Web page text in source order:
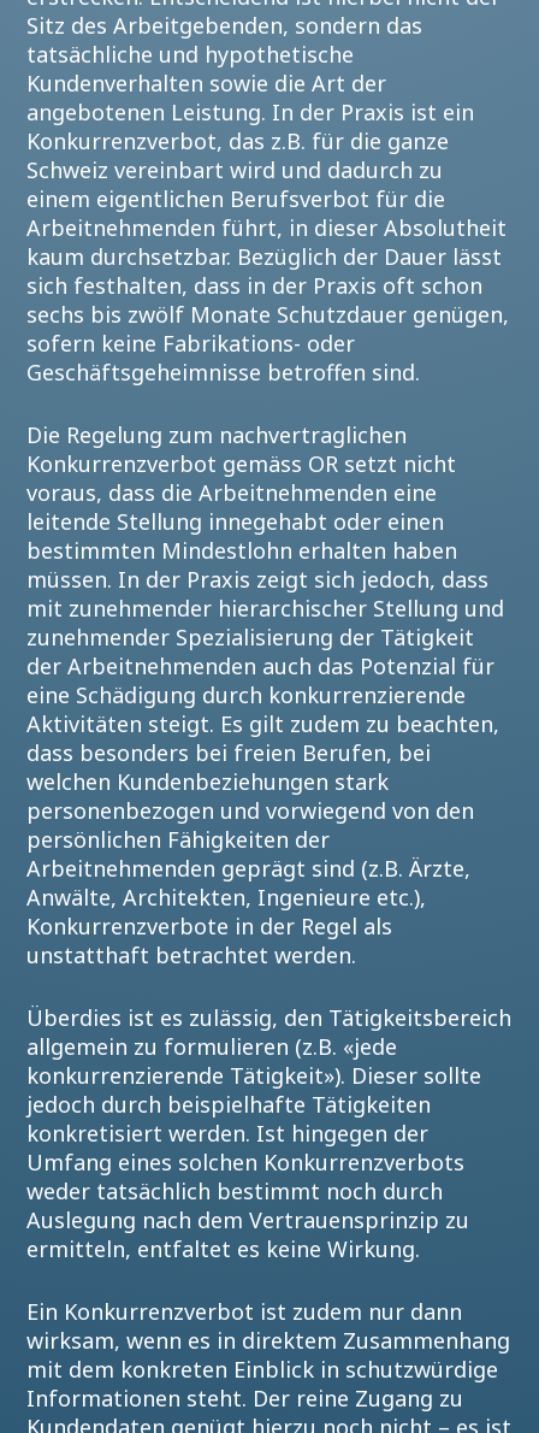
Sitz des Arbeitgebenden, sondern das
tatsächliche und hypothetische
Kundenverhalten sowie die Art der
angebotenen Leistung. In der Praxis ist ein
Konkurrenzverbot, das z.B. für die ganze
Schweiz vereinbart wird und dadurch zu
einem eigentlichen Berufsverbot für die
Arbeitnehmenden führt, in dieser Absolutheit
kaum durchsetzbar. Bezüglich der Dauer lässt
sich festhalten, dass in der Praxis oft schon
sechs bis zwölf Monate Schutzdauer genügen,
sofern keine Fabrikations- oder
Geschäftsgeheimnisse betroffen sind.
Die Regelung zum nachvertraglichen
Konkurrenzverbot gemäss OR setzt nicht
voraus, dass die Arbeitnehmenden eine
leitende Stellung innegehabt oder einen
bestimmten Mindestlohn erhalten haben
müssen. In der Praxis zeigt sich jedoch, dass
mit zunehmender hierarchischer Stellung und
zunehmender Spezialisierung der Tätigkeit
der Arbeitnehmenden auch das Potenzial für
eine Schädigung durch konkurrenzierende
Aktivitäten steigt. Es gilt zudem zu beachten,
dass besonders bei freien Berufen, bei
welchen Kundenbeziehungen stark
personenbezogen und vorwiegend von den
persönlichen Fähigkeiten der
Arbeitnehmenden geprägt sind (z.B. Ärzte,
Anwälte, Architekten, Ingenieure etc.),
Konkurrenzverbote in der Regel als
unstatthaft betrachtet werden.
Überdies ist es zulässig, den Tätigkeitsbereich
allgemein zu formulieren (z.B. «jede
konkurrenzierende Tätigkeit»). Dieser sollte
jedoch durch beispielhafte Tätigkeiten
konkretisiert werden. Ist hingegen der
Umfang eines solchen Konkurrenzverbots
weder tatsächlich bestimmt noch durch
Auslegung nach dem Vertrauensprinzip zu
ermitteln, entfaltet es keine Wirkung.
Ein Konkurrenzverbot ist zudem nur dann
wirksam, wenn es in direktem Zusammenhang
mit dem konkreten Einblick in schutzwürdige
Informationen steht. Der reine Zugang zu
Kundendaten genügt hierzu noch nicht – es ist